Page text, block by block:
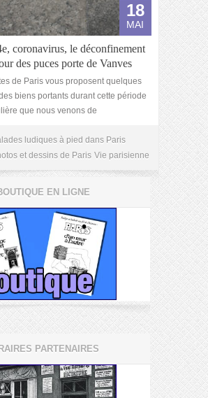
18
MAI
coronavirus, le déconfinement
des puces porte de Vanves
de Paris vous proposent quelques
biens portants durant cette période
que nous venons de
ludiques à pied dans Paris
et dessins de Paris Vie parisienne
EN LIGNE
PARTENAIRES